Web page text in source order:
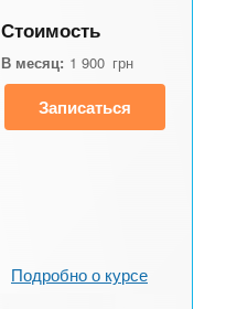
Стоимость
В месяц: 1 900 грн
Записаться
Подробно о курсе